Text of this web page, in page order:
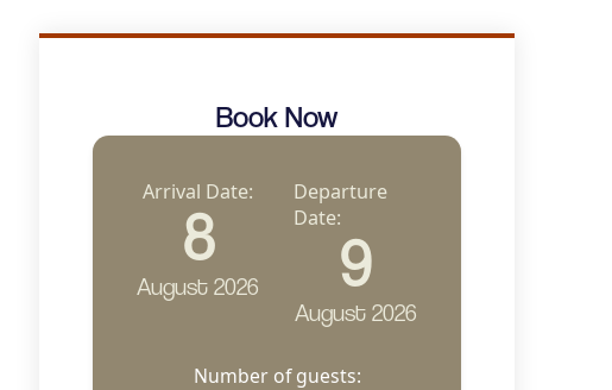
Book Now
Arrival Date:
8
August 2026
Departure
Date:
9
August 2026
Number of guests: